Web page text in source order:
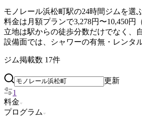
モノレール浜松町駅の24時間ジムを選
料金は月額プランで3,278円〜10,450円
立地は駅からの徒歩分数だけでなく、
設備面では、シャワーの有無・レンタ
ジム掲載数 17件
更新
1
料金
プログラム